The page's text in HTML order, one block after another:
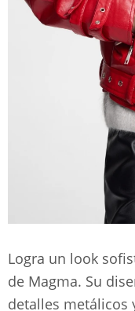
Logra un look
de Magma. Su
detalles metálicos